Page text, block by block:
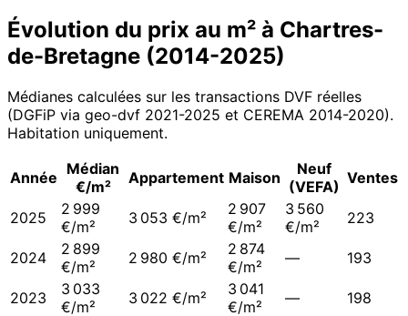
Évolution du prix au m² à Chartres-
de-Bretagne (2014-2025)
Médianes calculées sur les transactions DVF réelles
(DGFiP via geo-dvf 2021-2025 et CEREMA 2014-2020).
Habitation uniquement.
Année Médian
€/m²
Appartement Maison
Neuf
(VEFA) Ventes
2025
2 999
€/m²
3 053 €/m²
2 907
€/m²
3 560
€/m²
223
2024
2 899
€/m²
2 980 €/m²
2 874
€/m²
— 193
2023
3 033
€/m²
3 022 €/m²
3 041
€/m²
— 198